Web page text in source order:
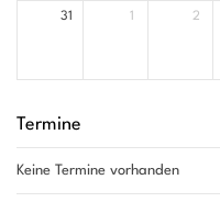
31 1 2
Termine
Keine Termine vorhanden